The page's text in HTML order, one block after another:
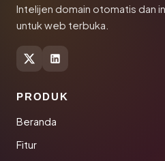
Intelijen domain otomatis dan
untuk web terbuka.
PRODUK
Beranda
Fitur